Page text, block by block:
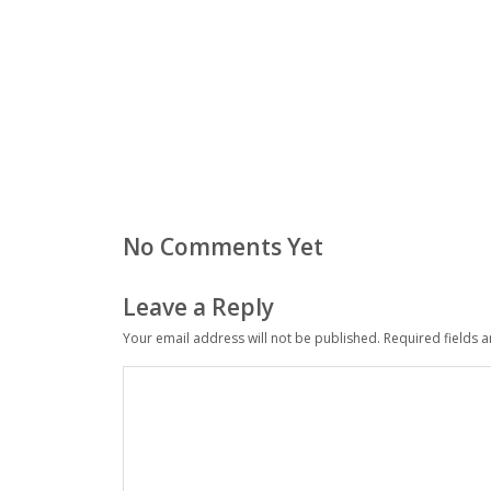
No Comments Yet
Leave a Reply
Your email address will not be published. Required fields